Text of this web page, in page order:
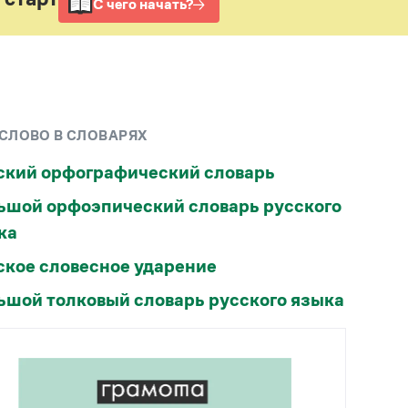
Рекомендуем
Интерактивные упражнения: от простого к
Скороговорки
Издательство
Словари
Учебники и справочники
В СЛОВАРЯХ
орфографический словарь
орфоэпический словарь русского
словесное ударение
толковый словарь русского языка